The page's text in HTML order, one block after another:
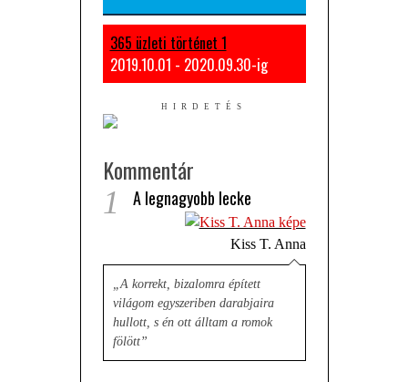
365 üzleti történet 1
2019.10.01 - 2020.09.30-ig
Kommentár
1 A legnagyobb lecke
Kiss T. Anna
„A korrekt, bizalomra épített
világom egyszeriben darabjaira
hullott, s én ott álltam a romok
fölött”